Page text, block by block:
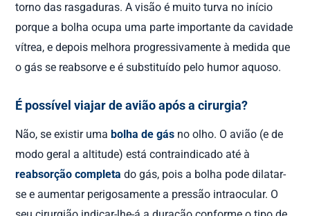
torno das rasgaduras. A visão é muito turva no início
porque a bolha ocupa uma parte importante da cavidade
vítrea, e depois melhora progressivamente à medida que
o gás se reabsorve e é substituído pelo humor aquoso.
É possível viajar de avião após a cirurgia?
Não, se existir uma bolha de gás no olho. O avião (e de
modo geral a altitude) está contraindicado até à
reabsorção completa do gás, pois a bolha pode dilatar-
se e aumentar perigosamente a pressão intraocular. O